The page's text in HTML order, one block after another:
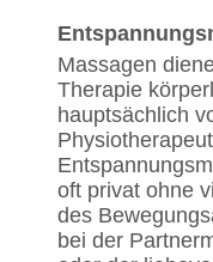
Massagen
Therapie
hauptsächlich
oft privat ohne
des
bei der